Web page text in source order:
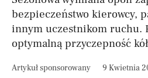
bezpieczeństwo kierowcy,
innym uczestnikom ruchu.
optymalną przyczepność
Artykuł sponsorowany 9 Kwietnia